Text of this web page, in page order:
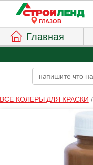
ГЛАЗОВ
Главная
ВСЕ КОЛЕРЫ ДЛЯ КРАСКИ /